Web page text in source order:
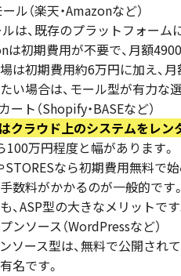
ル（楽天・Amazonなど）
ルは、既存のプラットフォーム
は初期費用が不要で、月額
は初期費用約6万円に加え、
い場合は、モール型が有力な
ート（Shopify・BASEなど）
クラウド上のシステムをレン
100万円程度と幅があります。
STORESなら初期費用無料で
数料がかかるのが一般的で
、ASP型の大きなメリットです
ンソース（WordPressなど）
ソース型は、無料で公開され
名です。